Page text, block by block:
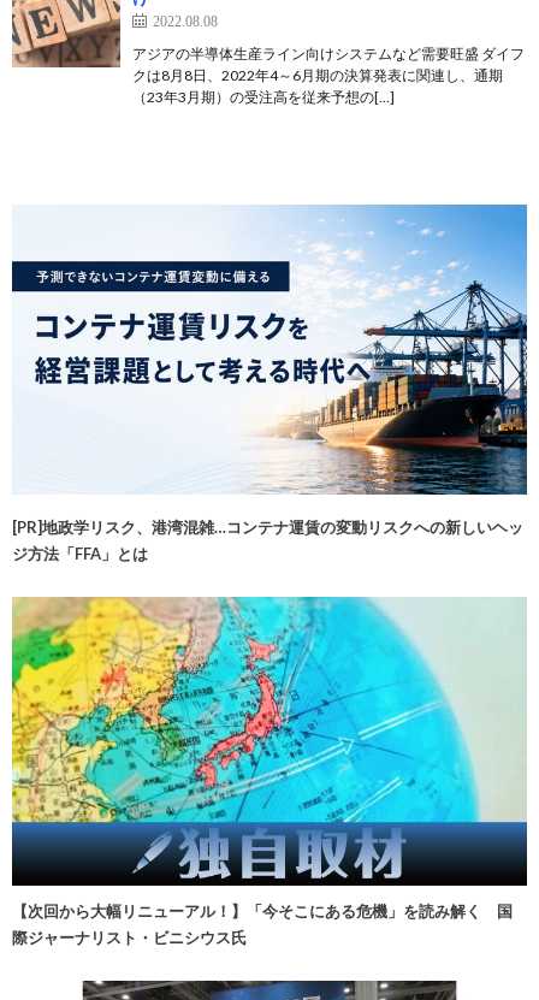
2022.08.08
アジアの半導体生産ライン向けシステムなど需要旺盛 ダイフ
クは8月8日、2022年4～6月期の決算発表に関連し、通期
（23年3月期）の受注高を従来予想の[…]
[PR]地政学リスク、港湾混雑…コンテナ運賃の変動リスクへの新しいヘッ
ジ方法「FFA」とは
【次回から大幅リニューアル！】「今そこにある危機」を読み解く 国
際ジャーナリスト・ビニシウス氏